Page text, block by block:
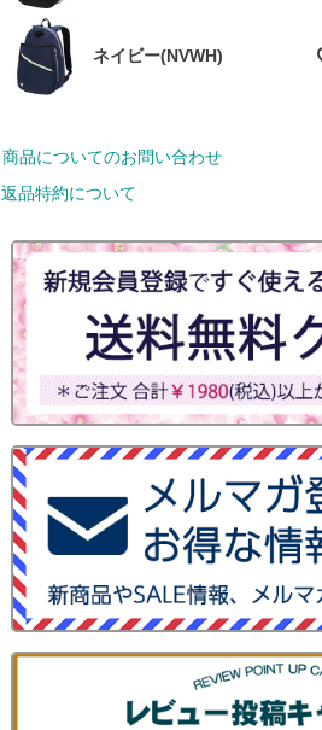
ネイビー(NVWH)
商品についてのお問い合わせ
返品特約について